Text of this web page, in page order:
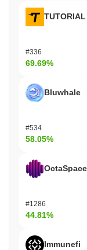
外，它可能提供
中，增强开发者
全性做出贡献。
有用户的利益，
DUSD是如何
DUSD采用权益
与验证过程，这
如椭圆曲线数字
时对任何恶意行
助于阻止不诚实
的安全和可靠平台
DUSD在其监管
TUTORIAL
#336
69.69%
Bluwhale
#534
58.05%
OctaSpace
#1286
44.81%
Immunefi